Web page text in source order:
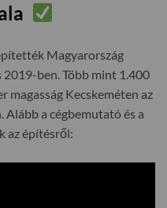
Magyarország
ben. Több mint 1.400
magasság Kecskeméten az
Alább a cégbemutató és a
az építésről: